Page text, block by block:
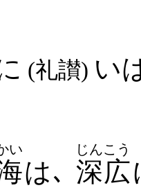
(礼讃) い
い
は､ 深広
じんこう